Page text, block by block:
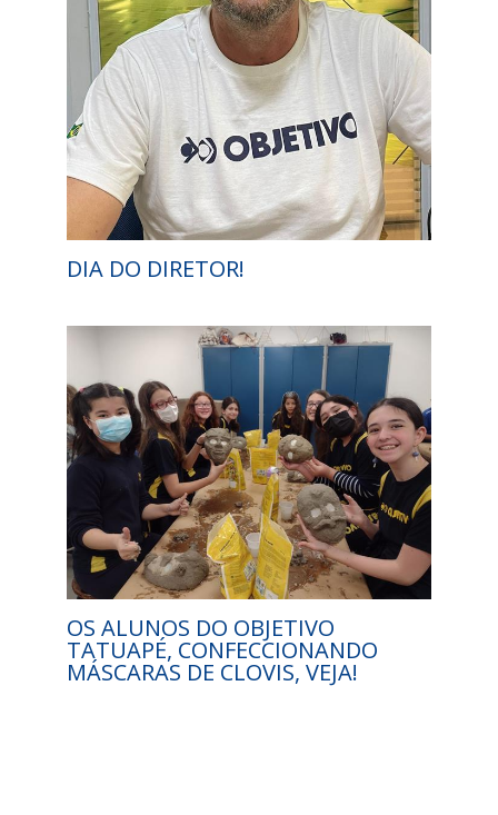
DIA DO DIRETOR!
OS ALUNOS DO OBJETIVO
TATUAPÉ, CONFECCIONANDO
MÁSCARAS DE CLOVIS, VEJA!